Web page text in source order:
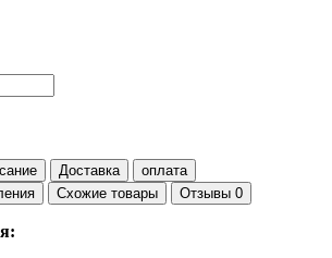
Доставка
оплата
Схожие товары Отзывы 0